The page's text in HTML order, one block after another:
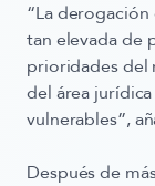
“La derogación
tan elevada de
prioridades del
del área
vulnerables”,
Después de